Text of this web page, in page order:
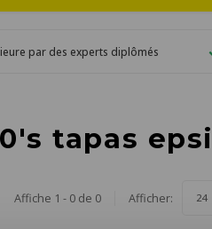
par des experts diplômés
tapas
Affiche 1 - 0 de 0 Afficher: 24